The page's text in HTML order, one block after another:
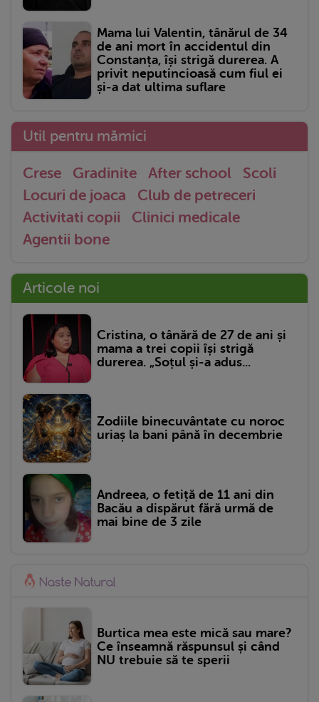
Mama lui Valentin, tânărul de 34
de ani mort în accidentul din
Constanța, își strigă durerea. A
privit neputincioasă cum fiul ei
și-a dat ultima suflare
Util pentru mămici
Crese Gradinite After school
Scoli
Locuri de joaca
Club de petreceri
Activitati copii
Clinici medicale
Agentii bone
Articole noi
Cristina, o tânără de 27 de ani și
mama a trei copii își strigă
durerea. „Soțul și-a adus...
Zodiile binecuvântate cu noroc
uriaș la bani până în decembrie
Andreea, o fetiță de 11 ani din
Bacău a dispărut fără urmă de
mai bine de 3 zile
Burtica mea este mică sau mare?
Ce înseamnă răspunsul și când
NU trebuie să te sperii